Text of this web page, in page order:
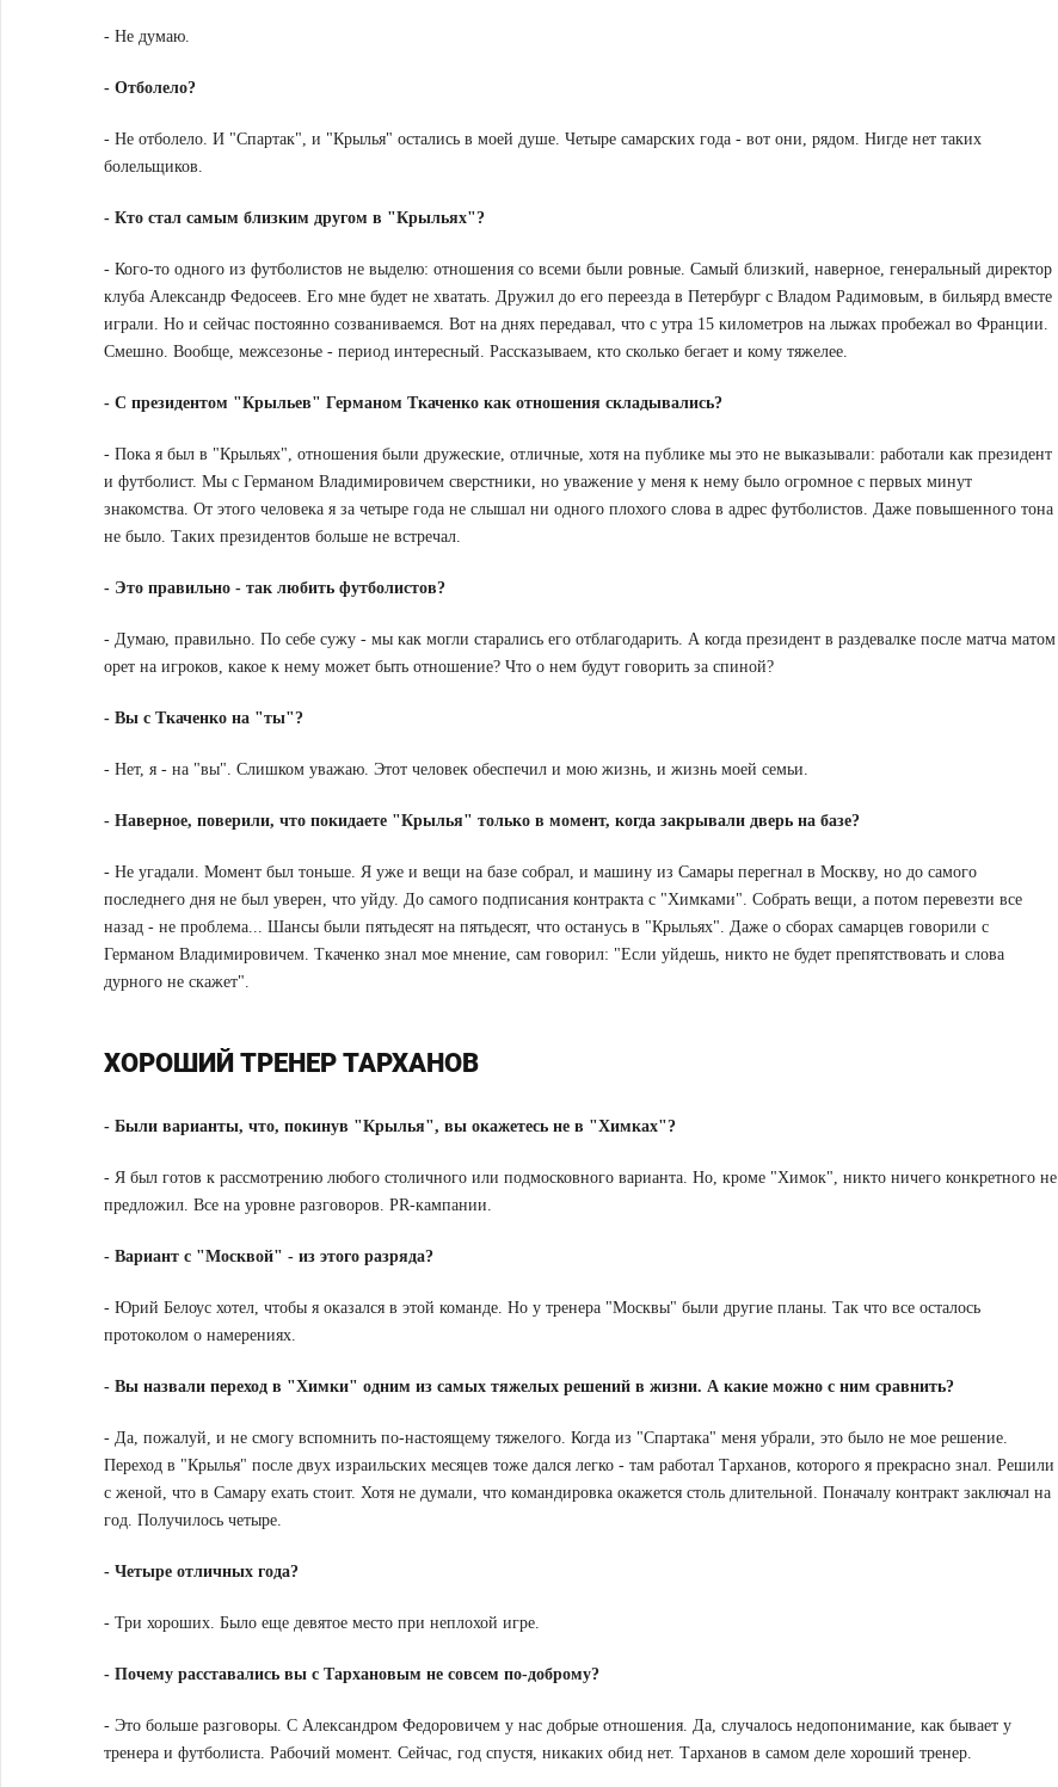
- Не думаю.
- Отболело?
- Не отболело. И "Спартак", и "Крылья" остались в моей душе. Четыре самарских года - вот они, рядом. Нигде нет таких
болельщиков.
- Кто стал самым близким другом в "Крыльях"?
- Кого-то одного из футболистов не выделю: отношения со всеми были ровные. Самый близкий, наверное, генеральный директор
клуба Александр Федосеев. Его мне будет не хватать. Дружил до его переезда в Петербург с Владом Радимовым, в бильярд вместе
играли. Но и сейчас постоянно созваниваемся. Вот на днях передавал, что с утра 15 километров на лыжах пробежал во Франции.
Смешно. Вообще, межсезонье - период интересный. Рассказываем, кто сколько бегает и кому тяжелее.
- С президентом "Крыльев" Германом Ткаченко как отношения складывались?
- Пока я был в "Крыльях", отношения были дружеские, отличные, хотя на публике мы это не выказывали: работали как президент
и футболист. Мы с Германом Владимировичем сверстники, но уважение у меня к нему было огромное с первых минут
знакомства. От этого человека я за четыре года не слышал ни одного плохого слова в адрес футболистов. Даже повышенного тона
не было. Таких президентов больше не встречал.
- Это правильно - так любить футболистов?
- Думаю, правильно. По себе сужу - мы как могли старались его отблагодарить. А когда президент в раздевалке после матча матом
орет на игроков, какое к нему может быть отношение? Что о нем будут говорить за спиной?
- Вы с Ткаченко на "ты"?
- Нет, я - на "вы". Слишком уважаю. Этот человек обеспечил и мою жизнь, и жизнь моей семьи.
- Наверное, поверили, что покидаете "Крылья" только в момент, когда закрывали дверь на базе?
- Не угадали. Момент был тоньше. Я уже и вещи на базе собрал, и машину из Самары перегнал в Москву, но до самого
последнего дня не был уверен, что уйду. До самого подписания контракта с "Химками". Собрать вещи, а потом перевезти все
назад - не проблема... Шансы были пятьдесят на пятьдесят, что останусь в "Крыльях". Даже о сборах самарцев говорили с
Германом Владимировичем. Ткаченко знал мое мнение, сам говорил: "Если уйдешь, никто не будет препятствовать и слова
дурного не скажет".
ХОРОШИЙ ТРЕНЕР ТАРХАНОВ
- Были варианты, что, покинув "Крылья", вы окажетесь не в "Химках"?
- Я был готов к рассмотрению любого столичного или подмосковного варианта. Но, кроме "Химок", никто ничего конкретного не
предложил. Все на уровне разговоров. PR-кампании.
- Вариант с "Москвой" - из этого разряда?
- Юрий Белоус хотел, чтобы я оказался в этой команде. Но у тренера "Москвы" были другие планы. Так что все осталось
протоколом о намерениях.
- Вы назвали переход в "Химки" одним из самых тяжелых решений в жизни. А какие можно с ним сравнить?
- Да, пожалуй, и не смогу вспомнить по-настоящему тяжелого. Когда из "Спартака" меня убрали, это было не мое решение.
Переход в "Крылья" после двух израильских месяцев тоже дался легко - там работал Тарханов, которого я прекрасно знал. Решили
с женой, что в Самару ехать стоит. Хотя не думали, что командировка окажется столь длительной. Поначалу контракт заключал на
год. Получилось четыре.
- Четыре отличных года?
- Три хороших. Было еще девятое место при неплохой игре.
- Почему расставались вы с Тархановым не совсем по-доброму?
- Это больше разговоры. С Александром Федоровичем у нас добрые отношения. Да, случалось недопонимание, как бывает у
тренера и футболиста. Рабочий момент. Сейчас, год спустя, никаких обид нет. Тарханов в самом деле хороший тренер.